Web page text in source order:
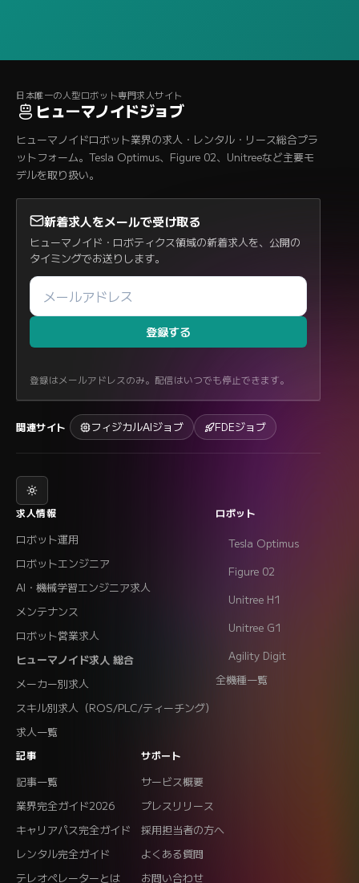
日本唯一の人型ロボット専門求人サイト
ヒューマノイドジョブ
ヒューマノイドロボット業界の求人・レンタル・リース総合プラ
ットフォーム。Tesla Optimus、Figure 02、Unitreeなど主要モ
デルを取り扱い。
新着求人をメールで受け取る
ヒューマノイド・ロボティクス領域の新着求人を、公開の
タイミングでお送りします。
登録する
登録はメールアドレスのみ。配信はいつでも停止できます。
関連サイト フィジカルAIジョブ FDEジョブ
求人情報
ロボット運用
ロボットエンジニア
AI・機械学習エンジニア求人
メンテナンス
ロボット営業求人
ヒューマノイド求人 総合
メーカー別求人
スキル別求人（ROS/PLC/ティーチング）
求人一覧
ロボット
Tesla Optimus
Figure 02
Unitree H1
Unitree G1
Agility Digit
全機種一覧
記事
記事一覧
業界完全ガイド2026
キャリアパス完全ガイド
レンタル完全ガイド
テレオペレーターとは
サポート
サービス概要
プレスリリース
採用担当者の方へ
よくある質問
お問い合わせ